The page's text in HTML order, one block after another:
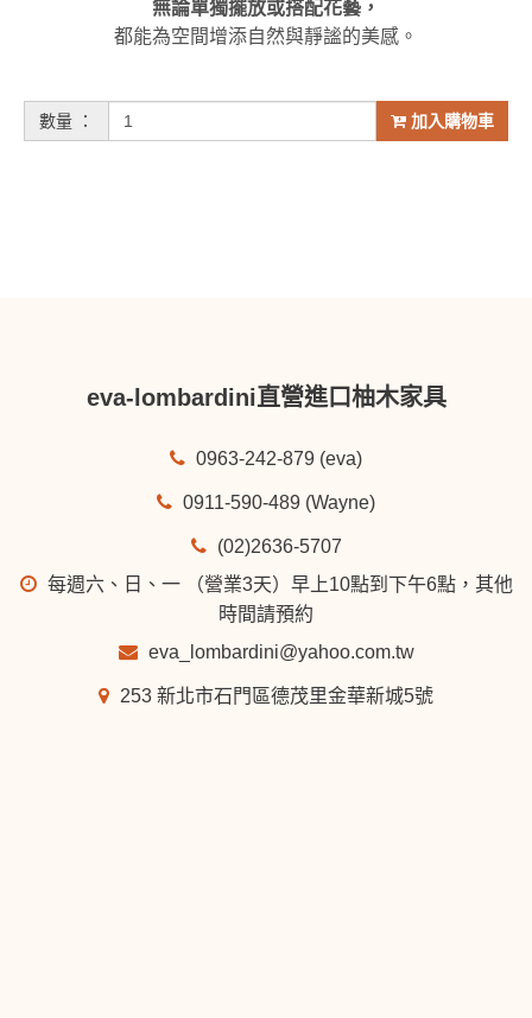
無論單獨擺放或搭配花藝，
都能為空間增添自然與靜謐的美感。
數量 ： 加入購物車
eva-lombardini直營進口柚木家具
0963-242-879 (eva)
0911-590-489 (Wayne)
(02)2636-5707
每週六、日、一 （營業3天）早上10點到下午6點，其他
時間請預約
eva_lombardini@yahoo.com.tw
253 新北市石門區德茂里金華新城5號